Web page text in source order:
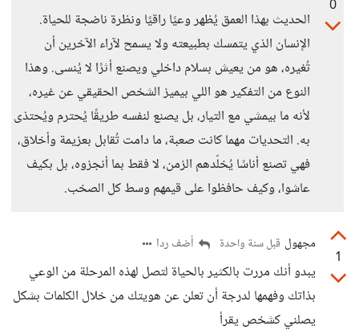
0
الحديث بهذا العمق يُظهر وعيًا راقيًا ونظرة ناضجة للحياة.
الإنسان الذي يتمسك بطبيعته ولا يسمح لآراء الآخرين أن
تُغيره، هو من يعيش بسلام داخلي ويصنع أثرًا لا يُنسى. وهذا
النوع من التفكير هو اللي بيميز الشخص الحقيقي عن غيره،
لأنه ما بيمشي مع التيار، بل يصنع لنفسه طريقًا يُحترم ويُحتذى
به. التحديات مهما كانت صعبة، ما دامت تُقابل بعزيمة وأخلاق،
فهي تصنع أناسًا يُخلّدهم الزمن، لا فقط بما أنجزوه، بل بكيف
عاشوا، وكيف حافظوا على قيمهم وسط كل الصخب.
1
مجهول قبل سنة واحدة أضف ردا
يبدو أنك مررت بالكثير بالحياة لتصل لهذه المرحلة من الوعي
بذاتك وفهمها لدرجة أن تعلن عن هويتك من خلال الكلمات بشكل
يصلني كشخص يقرأ